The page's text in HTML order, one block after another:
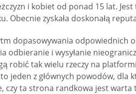
i kobiet od ponad 15 lat.
Obecnie zyskała doskonałą
dopasowywania odpowiednich
odbieranie i wysyłanie
robić tak wielu rzeczy na
jeden z głównych powodów, dla
czy ta strona randkowa jest warta